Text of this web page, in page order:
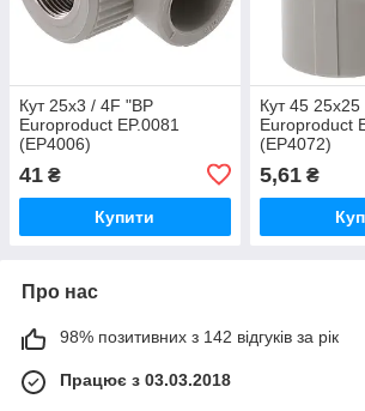
Кут 25x3 / 4F "ВР
Europroduct EP.0081
(EP4006)
41 ₴
Купити
Кут 45 25x25
Europroduct
(EP4072)
5,61₴
Про нас
98% позитивних з 142 відгуків за рік
Працює з 03.03.2018